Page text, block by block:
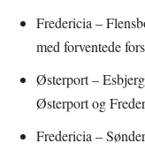
Fredericia –
med forventede
Østerport –
Østerport og
Fredericia –